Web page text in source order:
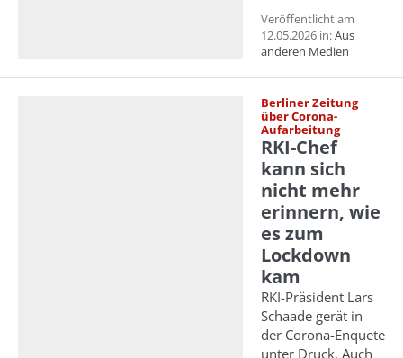
Veröffentlicht am
12.05.2026 in:Aus
anderen Medien
Berliner Zeitung
über Corona-
Aufarbeitung
RKI-Chef
kann sich
nicht mehr
erinnern, wie
es zum
Lockdown
kam
RKI-Präsident Lars
Schaade gerät in
der Corona-Enquete
unter Druck. Auch